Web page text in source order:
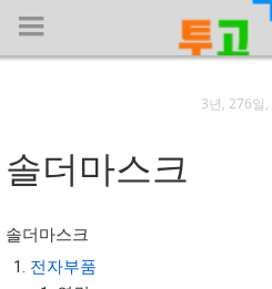
대문
회사명 :
3년, 276일
솔더마스크
솔더마스크
전자부품